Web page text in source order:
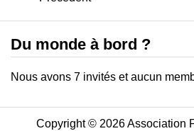
Du monde à bord ?
Nous avons 7 invités et aucun
Copyright © 2026 Association